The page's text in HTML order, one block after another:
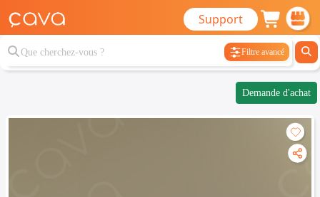
Support
Filtre avancé
Demande d'achat